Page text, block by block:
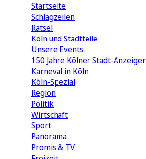
Startseite
Schlagzeilen
Rätsel
Köln und Stadtteile
Unsere Events
150 Jahre Kölner Stadt-Anzeiger
Karneval in Köln
Köln-Spezial
Region
Politik
Wirtschaft
Sport
Panorama
Promis & TV